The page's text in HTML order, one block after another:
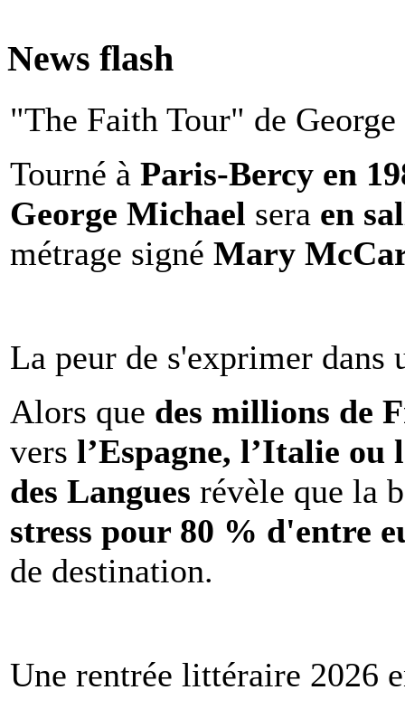
News flash
"The Faith Tour" de
Tourné à Paris-Bercy en
George Michael sera en
métrage signé Mary
La peur de s'exprimer dans
Alors que des millions de
vers l’Espagne, l’Italie ou
des Langues révèle que la
stress pour 80 % d'entre
de destination.
Une rentrée littéraire 2026